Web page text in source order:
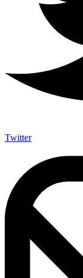
Twitter